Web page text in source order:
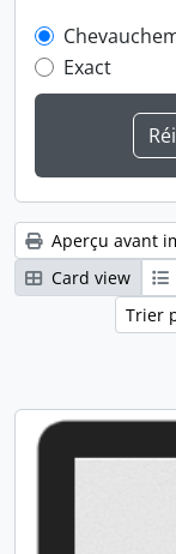
Exact
Aperçu avant
Card view
Trier